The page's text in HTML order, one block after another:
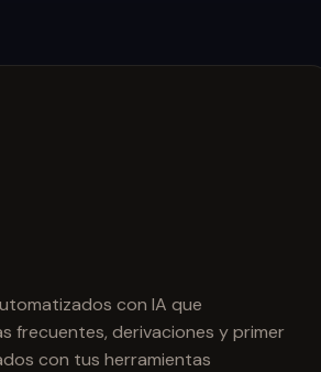
con IA que
frecuentes, derivaciones y primer
con tus herramientas